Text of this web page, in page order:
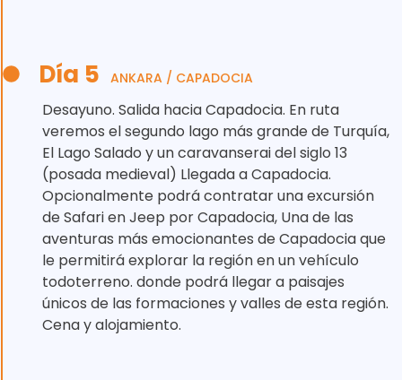
Día 5 ANKARA / CAPADOCIA
Desayuno. Salida hacia Capadocia. En ruta
veremos el segundo lago más grande de Turquía,
El Lago Salado y un caravanserai del siglo 13
(posada medieval) Llegada a Capadocia.
Opcionalmente podrá contratar una excursión
de Safari en Jeep por Capadocia, Una de las
aventuras más emocionantes de Capadocia que
le permitirá explorar la región en un vehículo
todoterreno. donde podrá llegar a paisajes
únicos de las formaciones y valles de esta región.
Cena y alojamiento.